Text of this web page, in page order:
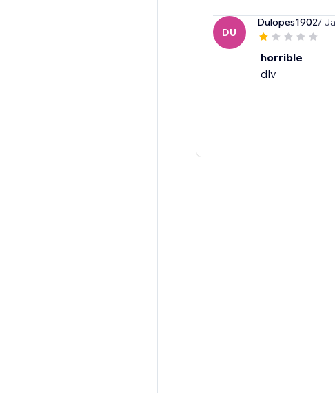
DU
Dulopes1902/
horrible
dlv